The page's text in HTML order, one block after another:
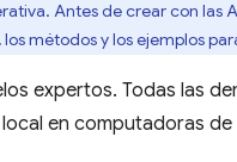
Antes de crear con las
métodos y los ejemplos
expertos. Todas las
en computadoras